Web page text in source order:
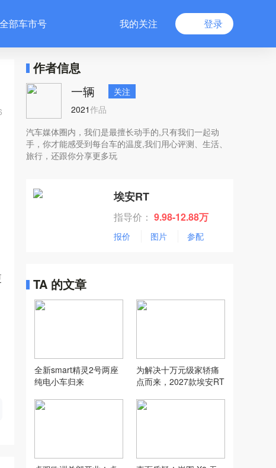
全部车市号 我的关注 登录
作者信息
一辆
关注
2021作品
汽车媒体圈内，我们是最擅长动手的,只有我们一起动
手，你才能感受到每台车的温度,我们用心评测、生活、
旅行，还跟你分享更多玩
埃安RT
指导价： 9.98-12.88万
报价 图片 参配
TA 的文章
全新smart精灵2号两座
纯电小车归来
为解决十万元级家轿痛
点而来，2027款埃安RT